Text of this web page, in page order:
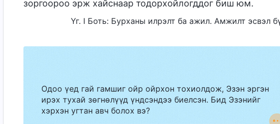
зоргоороо эрж хайснаар тодорхойлогддог биш юм.
Үг. I Боть: Бурханы илрэлт ба ажил. Амжилт эсвэл
Одоо үед гай гамшиг ойр ойрхон тохиолдож, Эзэн эргэн
ирэх тухай зөгнөлүүд үндсэндээ биелсэн. Бид Эзэнийг
хэрхэн угтан авч болох вэ?